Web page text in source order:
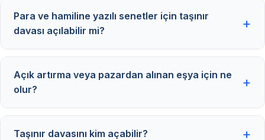
Para ve hamiline yazılı senetler için taşınır
davası açılabilir mi?
Açık artırma veya pazardan alınan eşya için ne
olur?
Taşınır davasını kim açabilir?